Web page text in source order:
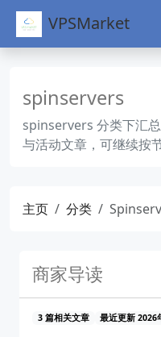
VPSMarket
spinservers
spinservers 分类下汇
与活动文章，可继续按
主页 分类
商家导读
3 篇相关文章 最近更新 2026